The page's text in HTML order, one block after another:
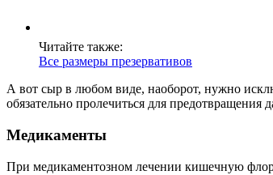
Читайте также:
Все размеры презервативов
А вот сыр в любом виде, наоборот, нужно
обязательно пролечиться для предотвращения
Медикаменты
При медикаментозном лечении кишечную